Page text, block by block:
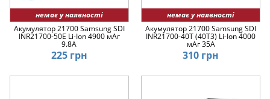
немає у наявності
Акумулятор 21700 Samsung SDI
INR21700-50E Li-Ion 4900 мАг
9.8А
225 грн
немає у наявності
Акумулятор 21700 Samsung SDI
INR21700-40T (40T3) Li-Ion 4000
мАг 35А
310 грн